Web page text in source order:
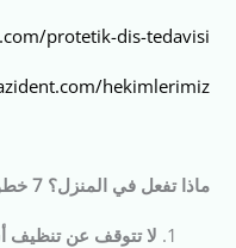
protetik-dis-tedavisi/
hekimlerimiz/
ماذا تفعل في المنزل؟ 7 خطوات عملية
لا تتوقف عن تنظيف